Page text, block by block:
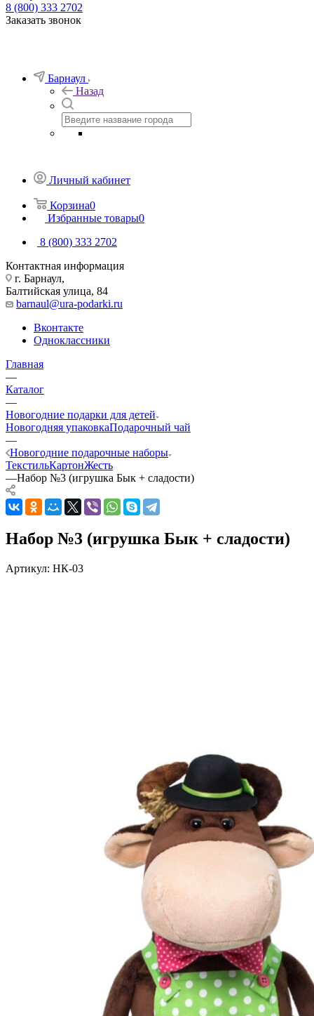
8 (800) 333 2702
Заказать звонок
Барнаул
Назад
Личный кабинет
Корзина0
Избранные товары0
8 (800) 333 2702
Контактная информация
г. Барнаул,
Балтийская улица, 84
barnaul@ura-podarki.ru
Вконтакте
Одноклассники
Главная
—
Каталог
—
Новогодние подарки для детей
Новогодняя упаковкаПодарочный чай
—
Новогодние подарочные наборы
ТекстильКартонЖесть
—Набор №3 (игрушка Бык + сладости)
Набор №3 (игрушка Бык + сладости)
Артикул: НК-03